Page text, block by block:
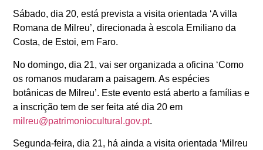
Sábado, dia 20, está prevista a visita orientada ‘A villa
Romana de Milreu’, direcionada à escola Emiliano da
Costa, de Estoi, em Faro.
No domingo, dia 21, vai ser organizada a oficina ‘Como
os romanos mudaram a paisagem. As espécies
botânicas de Milreu’. Este evento está aberto a famílias e
a inscrição tem de ser feita até dia 20 em
milreu@patrimoniocultural.gov.pt.
Segunda-feira, dia 21, há ainda a visita orientada ‘Milreu